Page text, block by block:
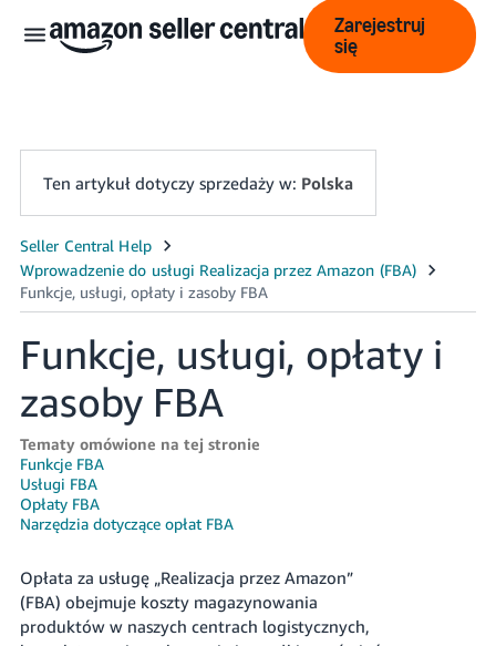
中
文
CN
English
- GB
Polski
- PL
Zarejestruj
się
Ten artykuł dotyczy sprzedaży w: Polska
Funkcje, usługi, opłaty i
zasoby FBA
Tematy omówione na tej stronie
Funkcje FBA
Usługi FBA
Opłaty FBA
Narzędzia dotyczące opłat FBA
Opłata za usługę „Realizacja przez Amazon”
(FBA) obejmuje koszty magazynowania
produktów w naszych centrach logistycznych,